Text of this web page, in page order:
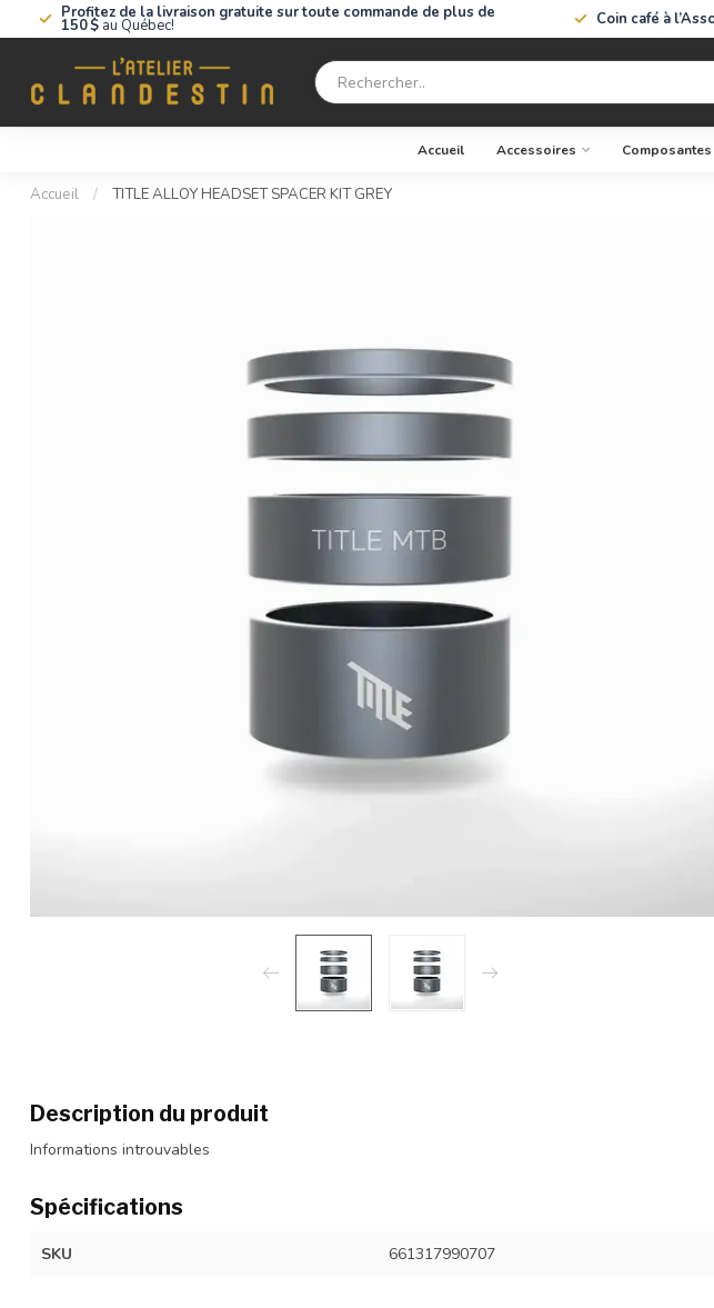
Profitez de la livraison gratuite sur toute commande de plus de
150 $ au Québec! Coin café à
Accueil Accessoires Composantes
Accueil / TITLE ALLOY HEADSET SPACER KIT GREY
Description du produit
Informations introuvables
Spécifications
SKU 661317990707